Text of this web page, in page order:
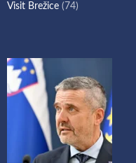
Visit Brežice (74)